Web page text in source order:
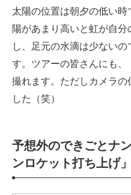
太陽の位置は朝夕の低い
陽があまり高いと虹が自
し、足元の水滴は少ない
す。ツアーの皆さんにも
撮れます。ただしカメラの
した（笑）
予想外のできごとナ
ンロケット打ち上げ」